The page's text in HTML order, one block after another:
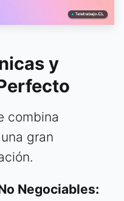
y
combina
gran
Negociables: